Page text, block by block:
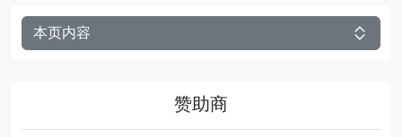
本页内容
赞助商